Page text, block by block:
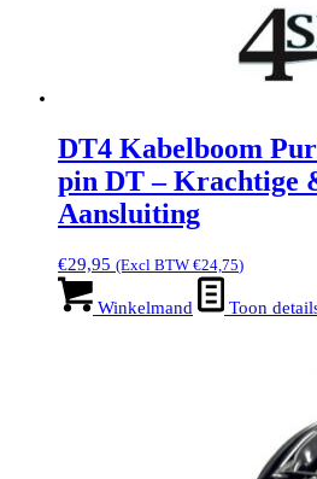
DT4 Kabelboom
pin DT – Krachtige
Aansluiting
€29,95 (Excl BTW €24,75)
Winkelmand Toon